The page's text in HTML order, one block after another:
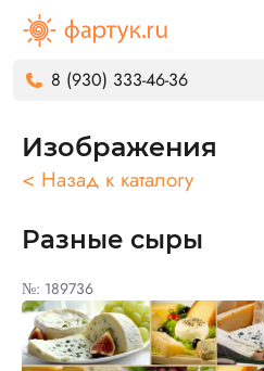
8 (930) 333-46-36
Изображения
< Назад к каталогу
Разные сыры
№: 189736